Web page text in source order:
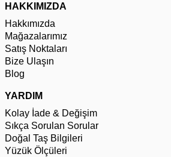
HAKKIMIZDA
Hakkımızda
Mağazalarımız
Satış Noktaları
Bize Ulaşın
Blog
YARDIM
Kolay İade & Değişim
Sıkça Sorulan Sorular
Doğal Taş Bilgileri
Yüzük Ölçüleri